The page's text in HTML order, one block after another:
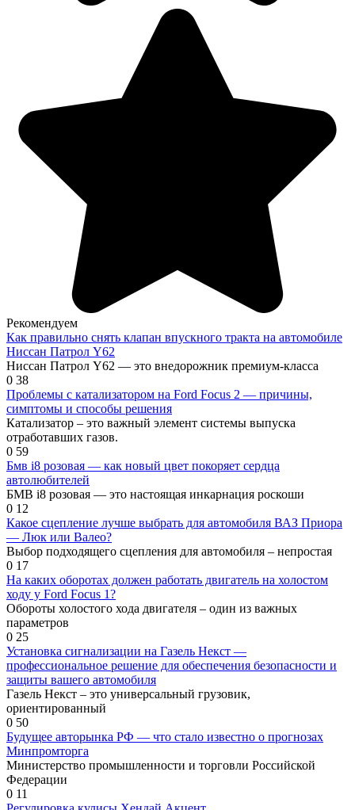
Рекомендуем
Как правильно снять клапан впускного тракта на автомобиле
Ниссан Патрол Y62
Ниссан Патрол Y62 — это внедорожник премиум-класса
0 38
Проблемы с катализатором на Ford Focus 2 — причины,
симптомы и способы решения
Катализатор – это важный элемент системы выпуска
отработавших газов.
0 59
Бмв i8 розовая — как новый цвет покоряет сердца
автолюбителей
БМВ i8 розовая — это настоящая инкарнация роскоши
0 12
Какое сцепление лучше выбрать для автомобиля ВАЗ Приора
— Люк или Валео?
Выбор подходящего сцепления для автомобиля – непростая
0 17
На каких оборотах должен работать двигатель на холостом
ходу у Ford Focus 1?
Обороты холостого хода двигателя – один из важных
параметров
0 25
Установка сигнализации на Газель Некст —
профессиональное решение для обеспечения безопасности и
защиты вашего автомобиля
Газель Некст – это универсальный грузовик,
ориентированный
0 50
Будущее авторынка РФ — что стало известно о прогнозах
Минпромторга
Министерство промышленности и торговли Российской
Федерации
0 11